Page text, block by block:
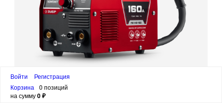
ЗУБР КОМПАКТ, FCAW, MMA, TIG, 160 А,
полуавтомат сварочный, без газа, горелка
Войти
Регистрация
Корзина
0 позиций
на сумму0 ₽